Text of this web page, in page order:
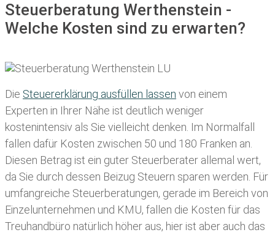
Steuerberatung Werthenstein -
Welche Kosten sind zu erwarten?
Die Steuererklärung ausfüllen lassen von einem
Experten in Ihrer Nähe ist deutlich weniger
kostenintensiv als Sie vielleicht denken. Im Normalfall
fallen dafür Kosten zwischen 50 und 180 Franken an.
Diesen Betrag ist ein guter Steuerberater allemal wert,
da Sie durch dessen Beizug Steuern sparen werden. Für
umfangreiche Steuerberatungen, gerade im Bereich von
Einzelunternehmen und KMU, fallen die Kosten für das
Treuhandbüro natürlich höher aus, hier ist aber auch das